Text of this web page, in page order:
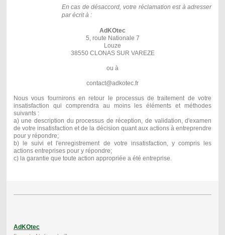
En cas de désaccord, votre réclamation est à adresser
par écrit à :
AdKOtec
5, route Nationale 7
Louze
38550 CLONAS SUR VAREZE
ou à
contact@adkotec.fr
Nous vous fournirons en retour le processus de traitement de votre
insatisfaction qui comprendra au moins les éléments et méthodes
suivants :
a) une description du processus de réception, de validation, d'examen
de votre insatisfaction et de la décision quant aux actions à entreprendre
pour y répondre;
b) le suivi et l'enregistrement de votre insatisfaction, y compris les
actions entreprises pour y répondre;
c) la garantie que toute action appropriée a été entreprise.
AdKOtec